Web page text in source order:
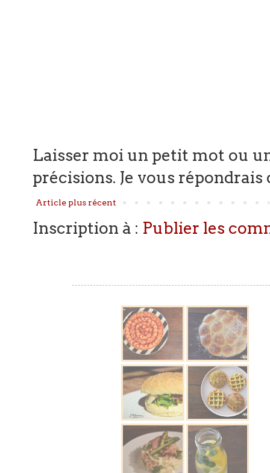
Laisser moi un petit mot ou
précisions. Je vous répondrais
Article plus récent
Inscription à : Publier les